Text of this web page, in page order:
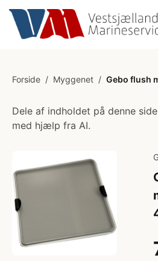
Forside / Myggenet / Gebo flush
Dele af indholdet på denne
med hjælp fra AI.